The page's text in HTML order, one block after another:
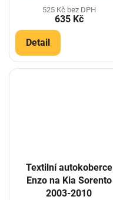
525 Kč bez DPH
635 Kč
Detail
Textilní autokoberce
Enzo na Kia Sorento
2003-2010